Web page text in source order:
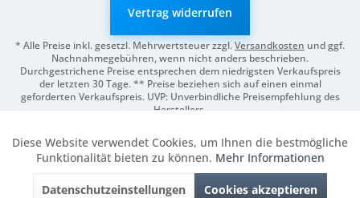
Vertrag widerrufen
* Alle Preise inkl. gesetzl. Mehrwertsteuer zzgl.Versandkosten und ggf.
Nachnahmegebühren, wenn nicht anders beschrieben.
Durchgestrichene Preise entsprechen dem niedrigsten Verkaufspreis
der letzten 30 Tage. ** Preise beziehen sich auf einen einmal
geforderten Verkaufspreis. UVP: Unverbindliche Preisempfehlung des
Herstellers.
Funktionale Aktiv
Marketing Inaktiv
Diese Website verwendet Cookies, um Ihnen die bestmögliche
Funktionalität bieten zu können. Mehr Informationen
Datenschutzeinstellungen Cookies akzeptieren